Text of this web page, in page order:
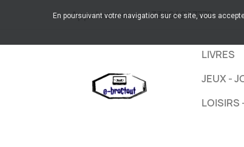
Appelez-nous :+33664267772
LIVRES
JEUX -
LOISIRS
En poursuivant votre navigation sur ce site, vous